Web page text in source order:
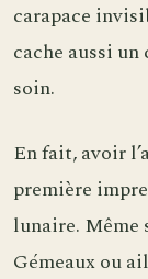
carapace
cache aussi
soin.
En fait, avoir
première
lunaire. Même
Gémeaux ou